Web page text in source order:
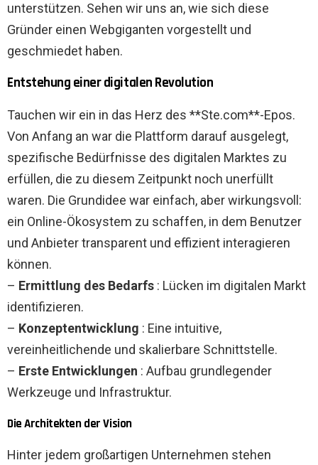
unterstützen. Sehen wir uns an, wie sich diese
Gründer einen Webgiganten vorgestellt und
geschmiedet haben.
Entstehung einer digitalen Revolution
Tauchen wir ein in das Herz des **Ste.com**-Epos.
Von Anfang an war die Plattform darauf ausgelegt,
spezifische Bedürfnisse des digitalen Marktes zu
erfüllen, die zu diesem Zeitpunkt noch unerfüllt
waren. Die Grundidee war einfach, aber wirkungsvoll:
ein Online-Ökosystem zu schaffen, in dem Benutzer
und Anbieter transparent und effizient interagieren
können.
– Ermittlung des Bedarfs : Lücken im digitalen Markt
identifizieren.
– Konzeptentwicklung : Eine intuitive,
vereinheitlichende und skalierbare Schnittstelle.
– Erste Entwicklungen : Aufbau grundlegender
Werkzeuge und Infrastruktur.
Die Architekten der Vision
Hinter jedem großartigen Unternehmen stehen